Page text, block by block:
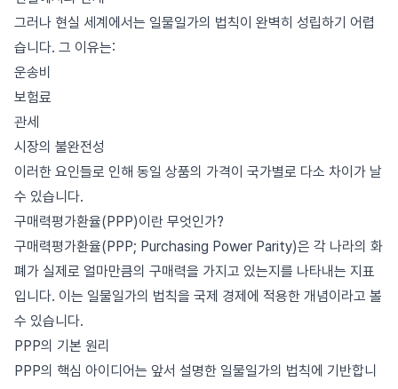
그러나 현실 세계에서는 일물일가의 법칙이 완벽히 성립하기 어렵
습니다. 그 이유는:
운송비
보험료
관세
시장의 불완전성
이러한 요인들로 인해 동일 상품의 가격이 국가별로 다소 차이가 날
수 있습니다.
구매력평가환율(PPP)이란 무엇인가?
구매력평가환율(PPP; Purchasing Power Parity)은 각 나라의 화
폐가 실제로 얼마만큼의 구매력을 가지고 있는지를 나타내는 지표
입니다. 이는 일물일가의 법칙을 국제 경제에 적용한 개념이라고 볼
수 있습니다.
PPP의 기본 원리
PPP의 핵심 아이디어는 앞서 설명한 일물일가의 법칙에 기반합니